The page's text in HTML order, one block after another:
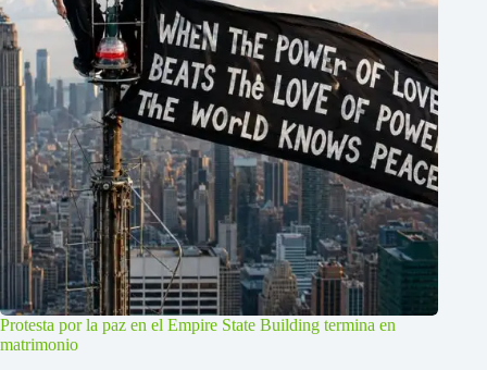
Protesta por la paz en el Empire State Building termina en
matrimonio